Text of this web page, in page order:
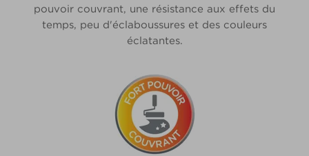
pouvoir couvrant, une résistance aux effets du
temps, peu d'éclaboussures et des couleurs
éclatantes.